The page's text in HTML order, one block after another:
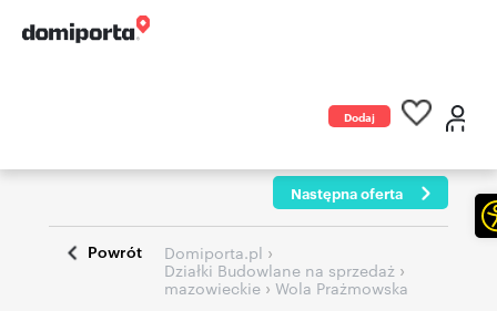
Dodaj
Następna oferta
Powrót Domiporta.pl ›
Działki Budowlane na sprzedaż ›
mazowieckie › Wola Prażmowska